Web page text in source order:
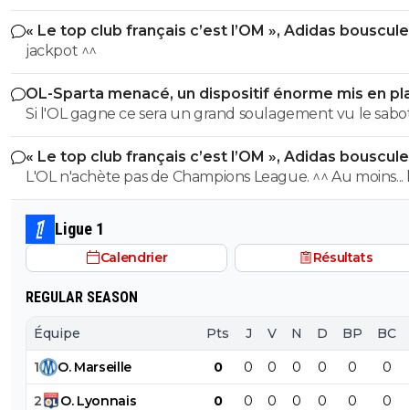
« Le top club français c’est l’OM », Adidas
PSG
jackpot ^^
OL-Sparta menacé, un dispositif énorme mis en
Si l'OL gagne ce sera un grand soulagement vu le
incroyable du farfelu sans froc Fonseca au match allé.
perd ce sera aussi une grande victoire et une énorme
délivrance avec un possible licenciement de ce clown.
« Le top club français c’est l’OM », Adidas
PSG
L'OL n'achète pas de Champions League. ^^ Au moins... l'OM a
un point commun avec le PSG. Mdr Adidas ne se trompe pas
avec l'OL qui est une valeur sûre... contrairement à
Ligue 1
Calendrier Résultats
REGULAR SEASON
Équipe Pts J V N D BP BC
1 O. Marseille 0 0 0 0 0 0 0
2 O. Lyonnais 0 0 0 0 0 0 0